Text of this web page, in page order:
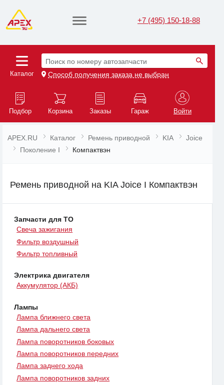
+7 (495) 150-18-88
Каталог
Поиск по номеру автозапчасти
Способ получения заказа не выбран
Подбор Корзина Заказы Гараж Войти
APEX.RU Каталог Ремень приводной KIA
Joice
Поколение I
Компактвэн
Ремень приводной на KIA Joice I Компактвэн
Запчасти для ТО
Свеча зажигания
Фильтр воздушный
Фильтр топливный
Электрика двигателя
Аккумулятор (АКБ)
Лампы
Лампа ближнего света
Лампа дальнего света
Лампа поворотников боковых
Лампа поворотников передних
Лампа заднего хода
Лампа поворотников задних